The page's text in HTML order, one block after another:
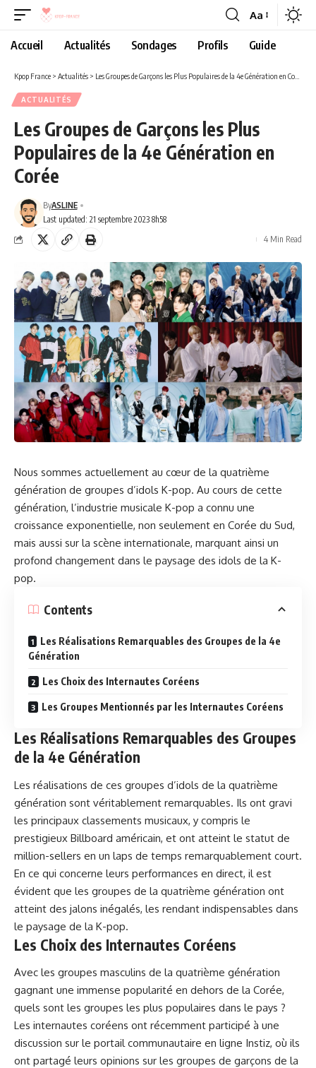
Aa
Accueil Actualités Sondages Profils Guide
Kpop France > Actualités > Les Groupes de Garçons les Plus Populaires de la 4e Génération en Corée
ACTUALITÉS
Les Groupes de Garçons les Plus
Populaires de la 4e Génération en
Corée
Last updated: 21 septembre 2023 8h58
ByASLINE
4 Min Read
Nous sommes actuellement au cœur de la quatrième
génération de groupes d’idols K-pop. Au cours de cette
génération, l’industrie musicale K-pop a connu une
croissance exponentielle, non seulement en Corée du Sud,
mais aussi sur la scène internationale, marquant ainsi un
profond changement dans le paysage des idols de la K-
pop.
Contents
Les Réalisations Remarquables des Groupes de la 4e
Génération
Les Choix des Internautes Coréens
Les Groupes Mentionnés par les Internautes Coréens
Les Réalisations Remarquables des Groupes
de la 4e Génération
Les réalisations de ces groupes d’idols de la quatrième
génération sont véritablement remarquables. Ils ont gravi
les principaux classements musicaux, y compris le
prestigieux Billboard américain, et ont atteint le statut de
million-sellers en un laps de temps remarquablement court.
En ce qui concerne leurs performances en direct, il est
évident que les groupes de la quatrième génération ont
atteint des jalons inégalés, les rendant indispensables dans
le paysage de la K-pop.
Les Choix des Internautes Coréens
Avec les groupes masculins de la quatrième génération
gagnant une immense popularité en dehors de la Corée,
quels sont les groupes les plus populaires dans le pays ?
Les internautes coréens ont récemment participé à une
discussion sur le portail communautaire en ligne Instiz, où ils
ont partagé leurs opinions sur les groupes de garçons de la